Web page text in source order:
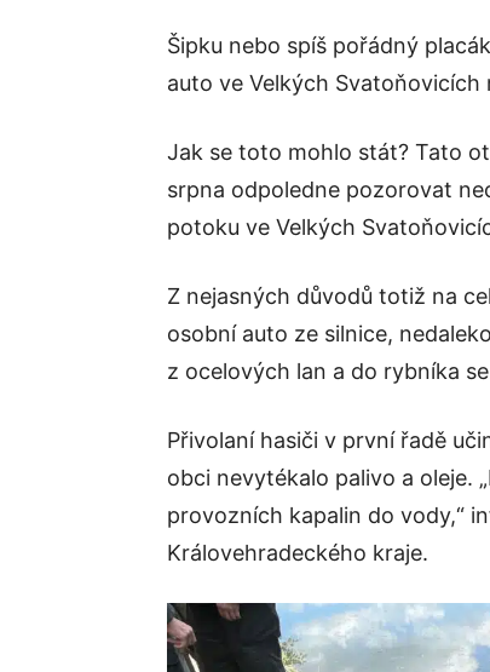
Šipku nebo spíš pořádný
auto ve Velkých Svatoňovicích
Jak se toto mohlo stát? Tato
srpna odpoledne pozorovat
potoku ve Velkých
Z nejasných důvodů totiž na
osobní auto ze silnice,
z ocelových lan a do rybníka
Přivolaní hasiči v první řadě
obci nevytékalo palivo a oleje.
provozních kapalin do vody,“
Královehradeckého kraje.